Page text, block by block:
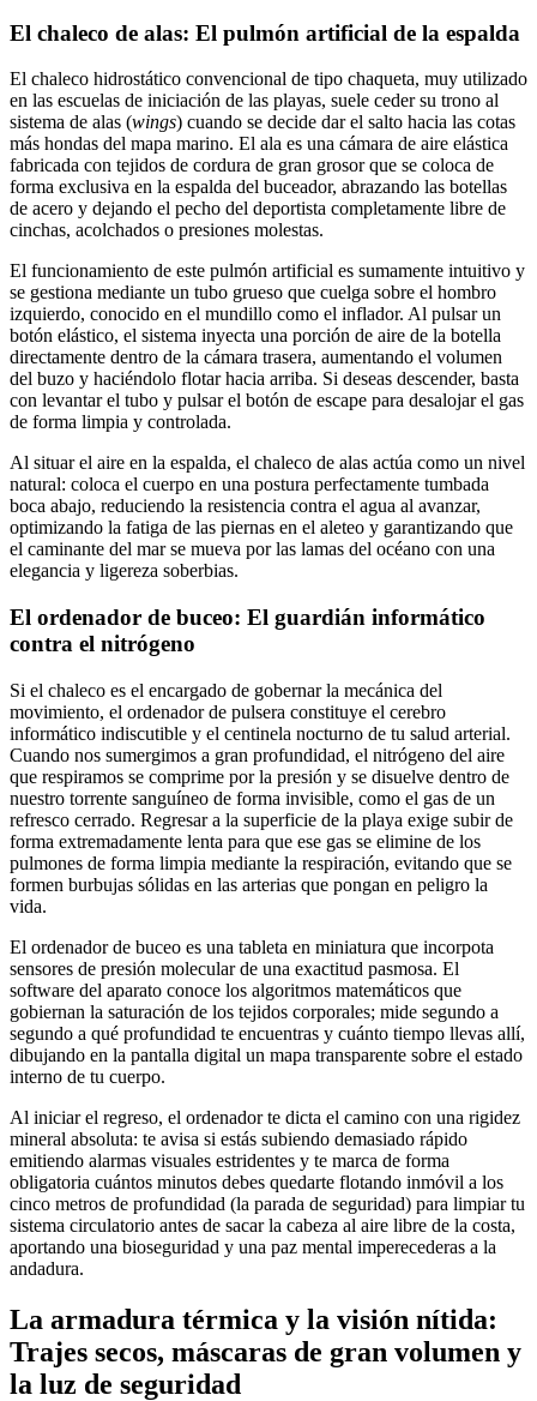
El chaleco de alas: El pulmón artificial de la espalda
El chaleco hidrostático convencional de tipo chaqueta, muy utilizado
en las escuelas de iniciación de las playas, suele ceder su trono al
sistema de alas (wings) cuando se decide dar el salto hacia las cotas
más hondas del mapa marino. El ala es una cámara de aire elástica
fabricada con tejidos de cordura de gran grosor que se coloca de
forma exclusiva en la espalda del buceador, abrazando las botellas
de acero y dejando el pecho del deportista completamente libre de
cinchas, acolchados o presiones molestas.
El funcionamiento de este pulmón artificial es sumamente intuitivo y
se gestiona mediante un tubo grueso que cuelga sobre el hombro
izquierdo, conocido en el mundillo como el inflador. Al pulsar un
botón elástico, el sistema inyecta una porción de aire de la botella
directamente dentro de la cámara trasera, aumentando el volumen
del buzo y haciéndolo flotar hacia arriba. Si deseas descender, basta
con levantar el tubo y pulsar el botón de escape para desalojar el gas
de forma limpia y controlada.
Al situar el aire en la espalda, el chaleco de alas actúa como un nivel
natural: coloca el cuerpo en una postura perfectamente tumbada
boca abajo, reduciendo la resistencia contra el agua al avanzar,
optimizando la fatiga de las piernas en el aleteo y garantizando que
el caminante del mar se mueva por las lamas del océano con una
elegancia y ligereza soberbias.
El ordenador de buceo: El guardián informático
contra el nitrógeno
Si el chaleco es el encargado de gobernar la mecánica del
movimiento, el ordenador de pulsera constituye el cerebro
informático indiscutible y el centinela nocturno de tu salud arterial.
Cuando nos sumergimos a gran profundidad, el nitrógeno del aire
que respiramos se comprime por la presión y se disuelve dentro de
nuestro torrente sanguíneo de forma invisible, como el gas de un
refresco cerrado. Regresar a la superficie de la playa exige subir de
forma extremadamente lenta para que ese gas se elimine de los
pulmones de forma limpia mediante la respiración, evitando que se
formen burbujas sólidas en las arterias que pongan en peligro la
vida.
El ordenador de buceo es una tableta en miniatura que incorpota
sensores de presión molecular de una exactitud pasmosa. El
software del aparato conoce los algoritmos matemáticos que
gobiernan la saturación de los tejidos corporales; mide segundo a
segundo a qué profundidad te encuentras y cuánto tiempo llevas allí,
dibujando en la pantalla digital un mapa transparente sobre el estado
interno de tu cuerpo.
Al iniciar el regreso, el ordenador te dicta el camino con una rigidez
mineral absoluta: te avisa si estás subiendo demasiado rápido
emitiendo alarmas visuales estridentes y te marca de forma
obligatoria cuántos minutos debes quedarte flotando inmóvil a los
cinco metros de profundidad (la parada de seguridad) para limpiar tu
sistema circulatorio antes de sacar la cabeza al aire libre de la costa,
aportando una bioseguridad y una paz mental imperecederas a la
andadura.
La armadura térmica y la visión nítida:
Trajes secos, máscaras de gran volumen y
la luz de seguridad